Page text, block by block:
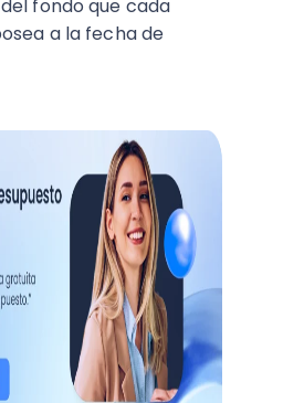
fondo que cada
a la fecha de